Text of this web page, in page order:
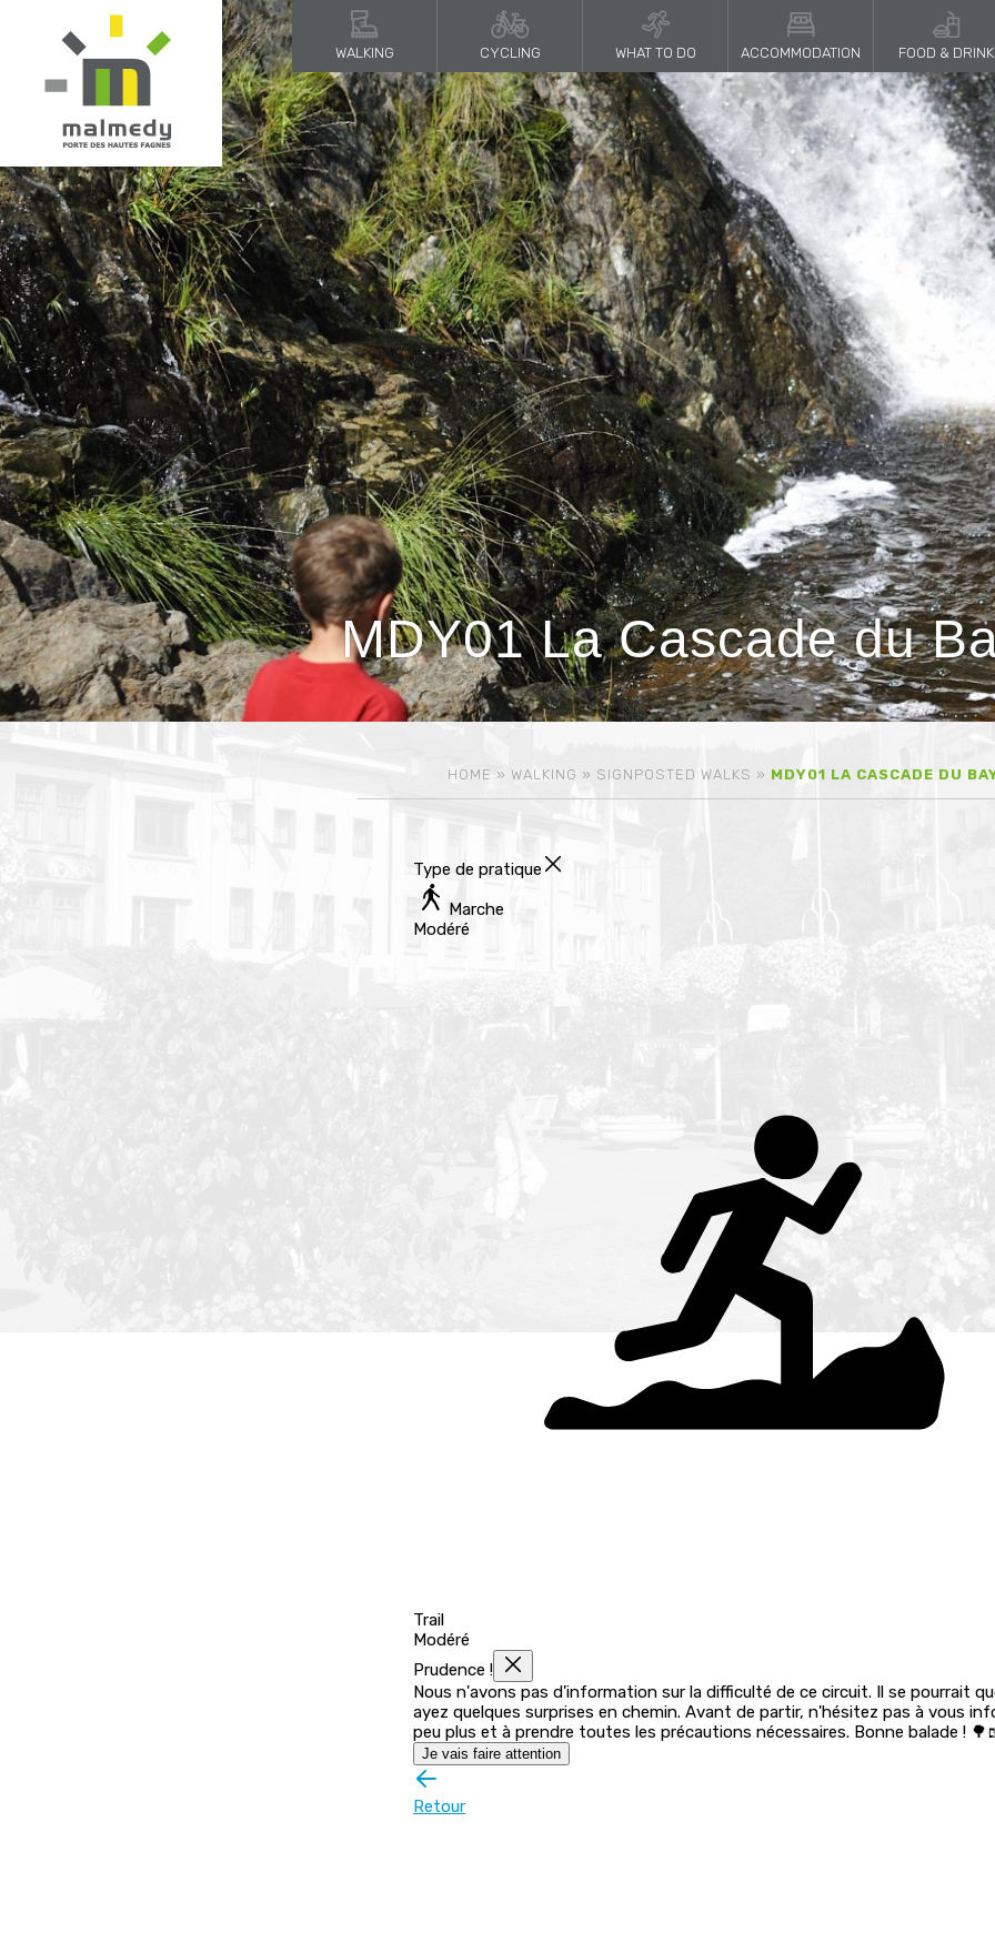
WALKING CYCLING WHAT TO DO ACCOMMODATION FOOD & DRINK
MDY01 La Cascade du
HOME » WALKING » SIGNPOSTED WALKS » MDY01 LA CASCADE DU
Type de pratique
Marche
Modéré
Trail
Modéré
Prudence !
Nous n'avons pas d'information sur la difficulté de ce circuit. Il se pourrait
ayez quelques surprises en chemin. Avant de partir, n'hésitez pas à vous
peu plus et à prendre toutes les précautions nécessaires. Bonne balade !
Je vais faire attention
Retour